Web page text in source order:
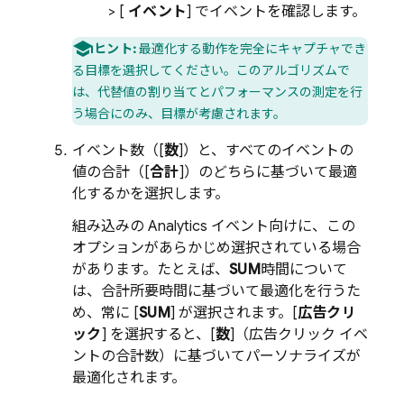
> [ イベント] でイベントを確認します。
ヒント:最適化する動作を完全にキャプチャでき
る目標を選択してください。このアルゴリズムで
は、代替値の割り当てとパフォーマンスの測定を行
う場合にのみ、目標が考慮されます。
イベント数（[数]）と、すべてのイベントの
値の合計（[合計]）のどちらに基づいて最適
化するかを選択します。
組み込みの Analytics イベント向けに、この
オプションがあらかじめ選択されている場合
があります。たとえば、 SUM時間について
は、合計所要時間に基づいて最適化を行うた
め、常に [SUM] が選択されます。[広告クリ
ック] を選択すると、[数]（広告クリック イベ
ントの合計数）に基づいてパーソナライズが
最適化されます。